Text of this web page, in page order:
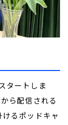
タートしま
ら配信される
るポッドキャ